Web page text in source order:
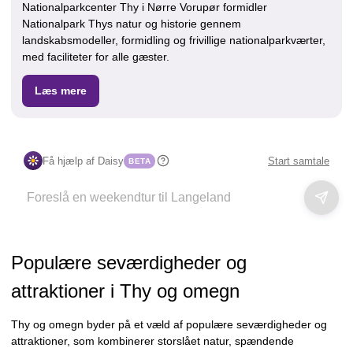
Nationalparkcenter Thy i Nørre Vorupør formidler
Nationalpark Thys natur og historie gennem
landskabsmodeller, formidling og frivillige nationalparkværter,
med faciliteter for alle gæster.
Læs mere
Få hjælp af Daisy BETA Start samtale
Populære seværdigheder og
attraktioner i Thy og omegn
Thy og omegn byder på et væld af populære seværdigheder og
attraktioner, som kombinerer storslået natur, spændende